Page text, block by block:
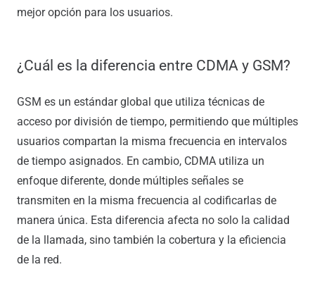
mejor opción para los usuarios.
¿Cuál es la diferencia entre CDMA y GSM?
GSM es un estándar global que utiliza técnicas de
acceso por división de tiempo, permitiendo que múltiples
usuarios compartan la misma frecuencia en intervalos
de tiempo asignados. En cambio, CDMA utiliza un
enfoque diferente, donde múltiples señales se
transmiten en la misma frecuencia al codificarlas de
manera única. Esta diferencia afecta no solo la calidad
de la llamada, sino también la cobertura y la eficiencia
de la red.